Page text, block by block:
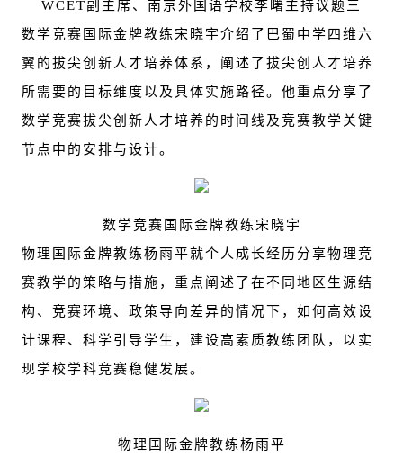
WCET副主席、南京外国语学校李曙主持议题三
数学竞赛国际金牌教练宋晓宇介绍了巴蜀中学四维六
翼的拔尖创新人才培养体系，阐述了拔尖创人才培养
所需要的目标维度以及具体实施路径。他重点分享了
数学竞赛拔尖创新人才培养的时间线及竞赛教学关键
节点中的安排与设计。
数学竞赛国际金牌教练宋晓宇
物理国际金牌教练杨雨平就个人成长经历分享物理竞
赛教学的策略与措施，重点阐述了在不同地区生源结
构、竞赛环境、政策导向差异的情况下，如何高效设
计课程、科学引导学生，建设高素质教练团队，以实
现学校学科竞赛稳健发展。
物理国际金牌教练杨雨平